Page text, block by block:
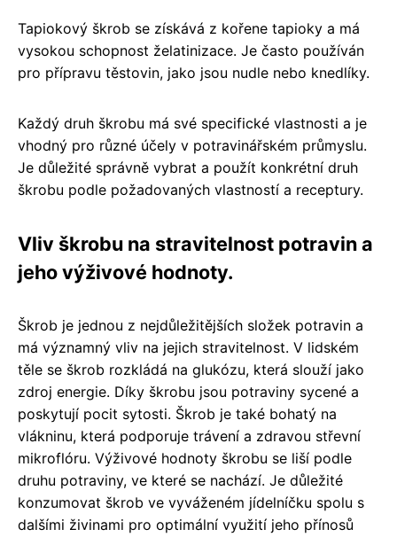
Tapiokový škrob se získává z kořene tapioky a má
vysokou schopnost želatinizace. Je často používán
pro přípravu těstovin, jako jsou nudle nebo knedlíky.
Každý druh škrobu má své specifické vlastnosti a je
vhodný pro různé účely v potravinářském průmyslu.
Je důležité správně vybrat a použít konkrétní druh
škrobu podle požadovaných vlastností a receptury.
Vliv škrobu na stravitelnost potravin a
jeho výživové hodnoty.
Škrob je jednou z nejdůležitějších složek potravin a
má významný vliv na jejich stravitelnost. V lidském
těle se škrob rozkládá na glukózu, která slouží jako
zdroj energie. Díky škrobu jsou potraviny sycené a
poskytují pocit sytosti. Škrob je také bohatý na
vlákninu, která podporuje trávení a zdravou střevní
mikroflóru. Výživové hodnoty škrobu se liší podle
druhu potraviny, ve které se nachází. Je důležité
konzumovat škrob ve vyváženém jídelníčku spolu s
dalšími živinami pro optimální využití jeho přínosů